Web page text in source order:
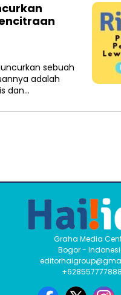
sebuah
adalah
dan…
Graha Media
Bogor -
+628557777888